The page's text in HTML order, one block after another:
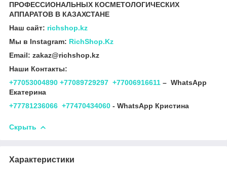
ПРОФЕССИОНАЛЬНЫХ КОСМЕТОЛОГИЧЕСКИХ
АППАРАТОВ В КАЗАХСТАНЕ
Наш сайт: richshop.kz
Мы в Instagram: RichShop.Kz
Email: zakaz@richshop.kz
Наши Контакты:
+77053004890 +77089729297 +77006916611 – WhatsApp
Екатерина
+77781236066 +77470434060 - WhatsApp Кристина
Скрыть
Характеристики